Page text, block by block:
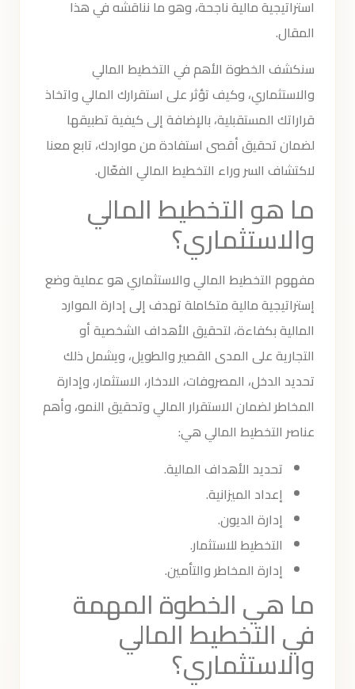
استراتيجية مالية ناجحة، وهو ما نناقشه في هذا
المقال.
سنكشف الخطوة الأهم في التخطيط المالي
والاستثماري، وكيف تؤثر على استقرارك المالي واتخاذ
قراراتك المستقبلية، بالإضافة إلى كيفية تطبيقها
لضمان تحقيق أقصى استفادة من مواردك، تابع معنا
لاكتشاف السر وراء التخطيط المالي الفعّال.
ما هو التخطيط المالي
والاستثماري؟
مفهوم التخطيط المالي والاستثماري هو عملية وضع
إستراتيجية مالية متكاملة تهدف إلى إدارة الموارد
المالية بكفاءة، لتحقيق الأهداف الشخصية أو
التجارية على المدى القصير والطويل، ويشمل ذلك
تحديد الدخل، المصروفات، الادخار، الاستثمار، وإدارة
المخاطر لضمان الاستقرار المالي وتحقيق النمو، وأهم
عناصر التخطيط المالي هي:
تحديد الأهداف المالية.
إعداد الميزانية.
إدارة الديون.
التخطيط للاستثمار.
إدارة المخاطر والتأمين.
ما هي الخطوة المهمة
في التخطيط المالي
والاستثماري؟